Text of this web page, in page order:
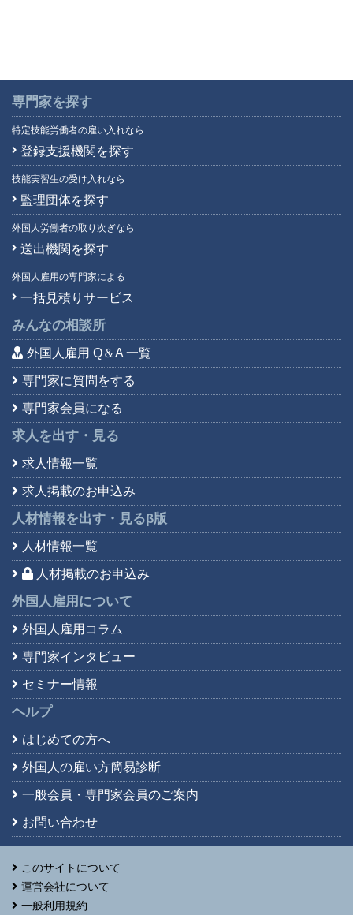
専門家を探す
特定技能労働者の雇い入れなら
登録支援機関を探す
技能実習生の受け入れなら
監理団体を探す
外国人労働者の取り次ぎなら
送出機関を探す
外国人雇用の専門家による
一括見積りサービス
みんなの相談所
外国人雇用 Q＆A 一覧
専門家に質問をする
専門家会員になる
求人を出す・見る
求人情報一覧
求人掲載のお申込み
人材情報を出す・見るβ版
人材情報一覧
人材掲載のお申込み
外国人雇用について
外国人雇用コラム
専門家インタビュー
セミナー情報
ヘルプ
はじめての方へ
外国人の雇い方簡易診断
一般会員・専門家会員のご案内
お問い合わせ
このサイトについて
運営会社について
一般利用規約